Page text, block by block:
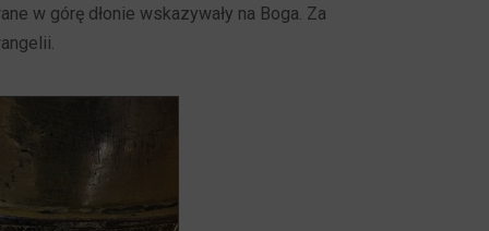
w górę dłonie wskazywały na Boga. Za